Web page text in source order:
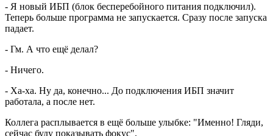
- Я новый ИБП (блок бесперебойного питания подключил).
Теперь больше программа не запускается. Сразу после запуска
падает.
- Гм. А что ещё делал?
- Ничего.
- Ха-ха. Ну да, конечно... До подключения ИБП значит
работала, а после нет.
Коллега расплывается в ещё больше улыбке: "Именно! Гляди,
сейчас буду показывать фокус".